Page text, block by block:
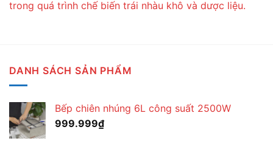
trong quá trình chế biến trái nhàu khô và dược liệu.
DANH SÁCH SẢN PHẨM
Bếp chiên nhúng 6L công suất 2500W
999.999₫